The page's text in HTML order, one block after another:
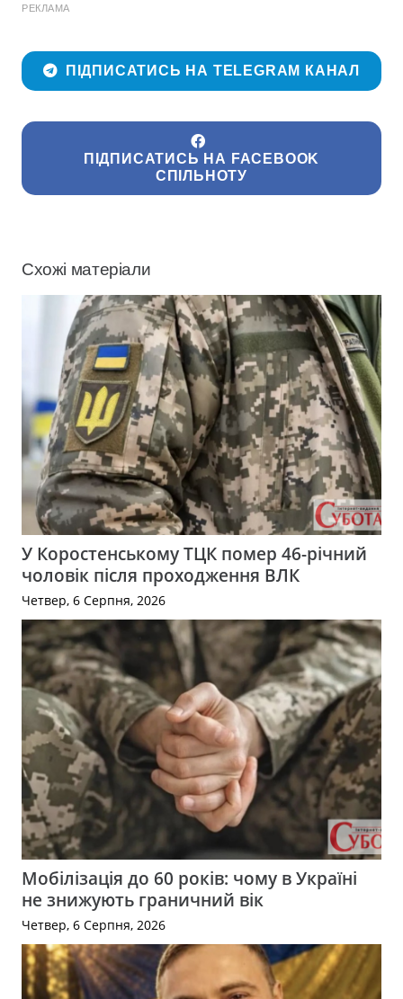
РЕКЛАМА
ПІДПИСАТИСЬ НА TELEGRAM КАНАЛ
ПІДПИСАТИСЬ НА FACEBOOK
СПІЛЬНОТУ
Схожі матеріали
У Коростенському ТЦК помер 46-річний
чоловік після проходження ВЛК
Четвер, 6 Серпня, 2026
Мобілізація до 60 років: чому в Україні
не знижують граничний вік
Четвер, 6 Серпня, 2026